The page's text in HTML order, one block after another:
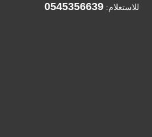
للاستعلام: 0545356639